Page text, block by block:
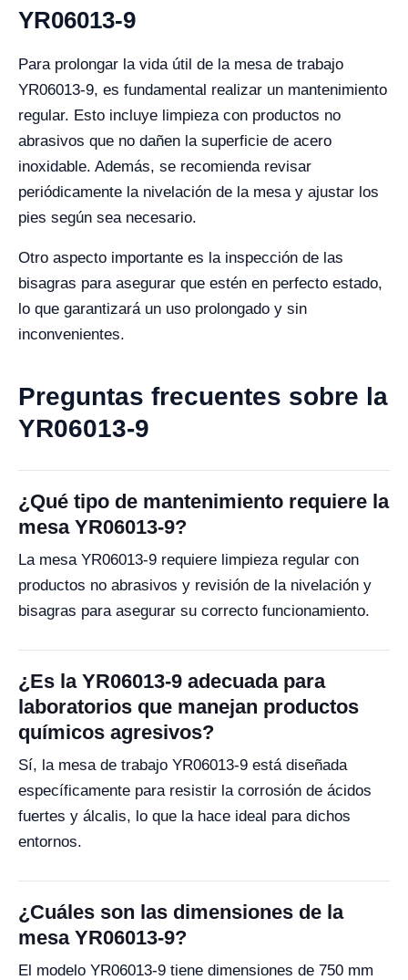
YR06013-9
Para prolongar la vida útil de la mesa de trabajo
YR06013-9, es fundamental realizar un mantenimiento
regular. Esto incluye limpieza con productos no
abrasivos que no dañen la superficie de acero
inoxidable. Además, se recomienda revisar
periódicamente la nivelación de la mesa y ajustar los
pies según sea necesario.
Otro aspecto importante es la inspección de las
bisagras para asegurar que estén en perfecto estado,
lo que garantizará un uso prolongado y sin
inconvenientes.
Preguntas frecuentes sobre la
YR06013-9
¿Qué tipo de mantenimiento requiere la
mesa YR06013-9?
La mesa YR06013-9 requiere limpieza regular con
productos no abrasivos y revisión de la nivelación y
bisagras para asegurar su correcto funcionamiento.
¿Es la YR06013-9 adecuada para
laboratorios que manejan productos
químicos agresivos?
Sí, la mesa de trabajo YR06013-9 está diseñada
específicamente para resistir la corrosión de ácidos
fuertes y álcalis, lo que la hace ideal para dichos
entornos.
¿Cuáles son las dimensiones de la
mesa YR06013-9?
El modelo YR06013-9 tiene dimensiones de 750 mm